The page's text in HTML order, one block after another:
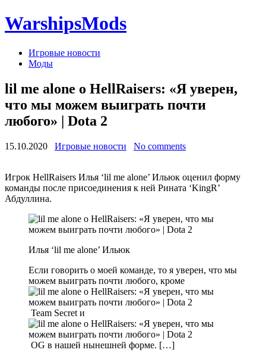
WarshipsMods
Игровые новости
Моды
lil me alone о HellRaisers: «Я уверен,
что мы можем выиграть почти
любого» | Dota 2
15.10.2020 Игровые новости No comments
Игрок HellRaisers Илья ‘lil me alone’ Ильюк оценил форму
команды после присоединения к ней Рината ‘KingR’
Абдуллина.
Илья ‘lil me alone’ Ильюк
Если говорить о моей команде, то я уверен, что мы
можем выиграть почти любого, кроме
Team Secret и
OG в нашей нынешней форме. […]